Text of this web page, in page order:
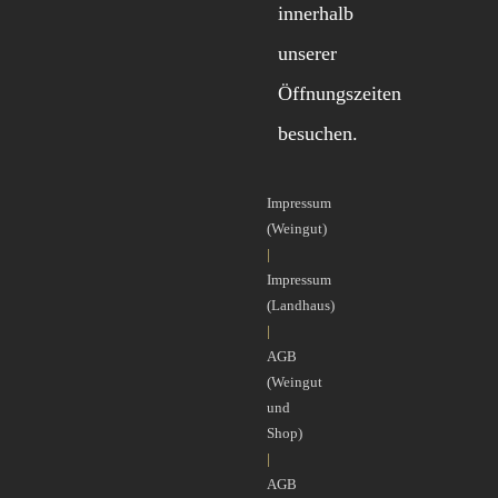
innerhalb
unserer
Öffnungszeiten
besuchen.
Impressum
(Weingut)
|
Impressum
(Landhaus)
|
AGB
(Weingut
und
Shop)
|
AGB